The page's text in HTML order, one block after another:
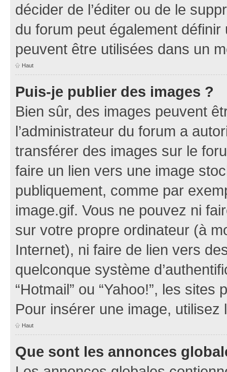
décider de l’éditer ou de le
du forum peut également définir
peuvent être utilisées dans un
Haut
Puis-je publier des images ?
Bien sûr, des images peuvent
l’administrateur du forum a
transférer des images sur le
faire un lien vers une image
publiquement, comme par
image.gif. Vous ne pouvez ni
sur votre propre ordinateur (à
Internet), ni faire de lien vers
quelconque système
“Hotmail” ou “Yahoo!”, les
Pour insérer une image, utilisez
Haut
Que sont les annonces